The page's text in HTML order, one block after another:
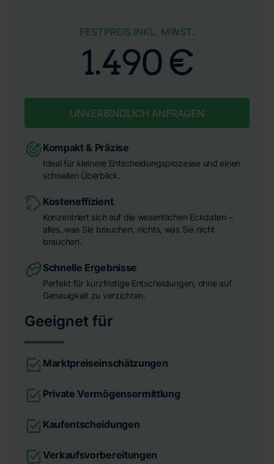
FESTPREIS INKL. MWST.
1.490 €
UNVERBINDLICH ANFRAGEN
Kompakt & Präzise
Ideal für kleinere Entscheidungsprozesse und einen
schnellen Überblick.
Kosteneffizient
Konzentriert sich auf die wesentlichen Eckdaten –
alles, was Sie brauchen, nichts, was Sie nicht
brauchen.
Schnelle Ergebnisse
Perfekt für kurzfristige Entscheidungen, ohne auf
Genauigkeit zu verzichten.
Geeignet für
Marktpreiseinschätzungen
Private Vermögensermittlung
Kaufentscheidungen
Verkaufsvorbereitungen